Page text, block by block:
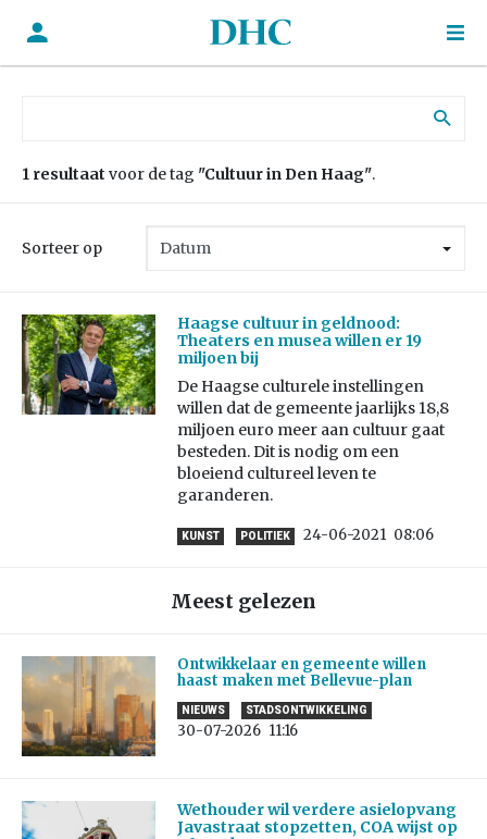
1 resultaat voor de tag "Cultuur in Den Haag".
Sorteer op
Haagse cultuur in geldnood:
Theaters en musea willen er 19
miljoen bij
De Haagse culturele instellingen
willen dat de gemeente jaarlijks 18,8
miljoen euro meer aan cultuur gaat
besteden. Dit is nodig om een
bloeiend cultureel leven te
garanderen.
KUNST POLITIEK 24-06-2021 08:06
Meest gelezen
Ontwikkelaar en gemeente willen
haast maken met Bellevue-plan
NIEUWS STADSONTWIKKELING
30-07-2026 11:16
Wethouder wil verdere asielopvang
Javastraat stopzetten, COA wijst op